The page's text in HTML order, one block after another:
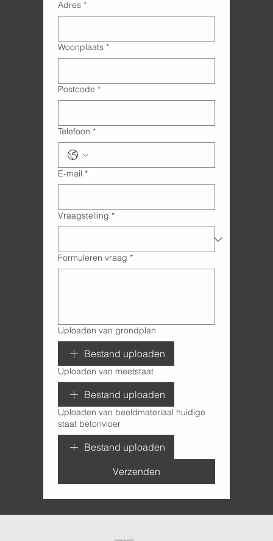
Adres *
Woonplaats *
Postcode *
Telefoon *
E-mail *
Vraagstelling *
Formuleren vraag *
Uploaden van grondplan
Bestand uploaden
Uploaden van meetstaat
Bestand uploaden
Uploaden van beeldmateriaal huidige
staat betonvloer
Bestand uploaden
Verzenden
KenDa Design BV.